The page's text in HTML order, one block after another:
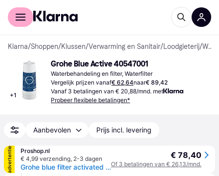
Voor shoppers
Klarna/Shoppen/Klussen/Verwarming en Sanitair/Loodgieterij/ Waterbehandelingen en filters
+1
Grohe Blue Active 40547001
Waterbehandeling en filter, Waterfilter
Vergelijk prijzen vanaf€ 62,64naar€ 89,42
Vanaf 3 betalingen van € 20,88/mnd. met
Probeer flexibele betalingen*
Aanbevolen Prijs incl. levering
advertentie
Proshop.nl
€ 4,99 verzending, 2-3 dagen
Grohe blue filter activated carbon
€ 78,40
Of 3 betalingen van € 26,13/mnd.